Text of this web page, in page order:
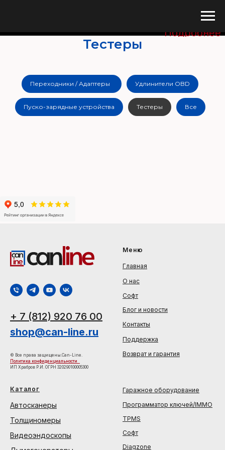
Купите
Подробнее
Тестеры
Переходники / Адаптеры Удлинители OBD
Пуско-зарядные устройства Тестеры Все
+ 7 (812) 920 76 00
shop@can-line.ru
© Все права защищены.Can-Line.
Политика конфиденциальности
ИП Храбров Р.И. ОГРН 320290100005300
Меню
Главная
О нас
Софт
Блог и новости
Контакты
Поддержка
Возврат и гарантия
Каталог
Автосканеры
Толщиномеры
Видеоэндоскопы
Гаражное оборудование
Программатор ключей/IMMO
TPMS
Софт
Diagzone